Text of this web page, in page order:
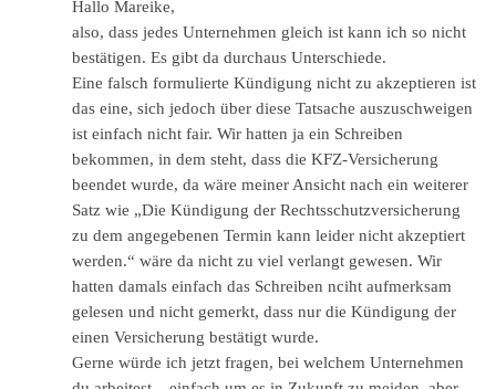
Hallo Mareike,
also, dass jedes Unternehmen gleich ist kann ich so nicht
bestätigen. Es gibt da durchaus Unterschiede.
Eine falsch formulierte Kündigung nicht zu akzeptieren ist
das eine, sich jedoch über diese Tatsache auszuschweigen
ist einfach nicht fair. Wir hatten ja ein Schreiben
bekommen, in dem steht, dass die KFZ-Versicherung
beendet wurde, da wäre meiner Ansicht nach ein weiterer
Satz wie „Die Kündigung der Rechtsschutzversicherung
zu dem angegebenen Termin kann leider nicht akzeptiert
werden.“ wäre da nicht zu viel verlangt gewesen. Wir
hatten damals einfach das Schreiben nciht aufmerksam
gelesen und nicht gemerkt, dass nur die Kündigung der
einen Versicherung bestätigt wurde.
Gerne würde ich jetzt fragen, bei welchem Unternehmen